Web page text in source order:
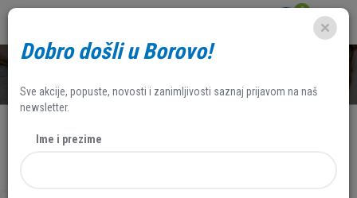
0
NAJNOVIJE
Dobro došli u Borovo!
Sve akcije, popuste, novosti i zanimljivosti saznaj prijavom na naš
newsletter.
Ime i prezime